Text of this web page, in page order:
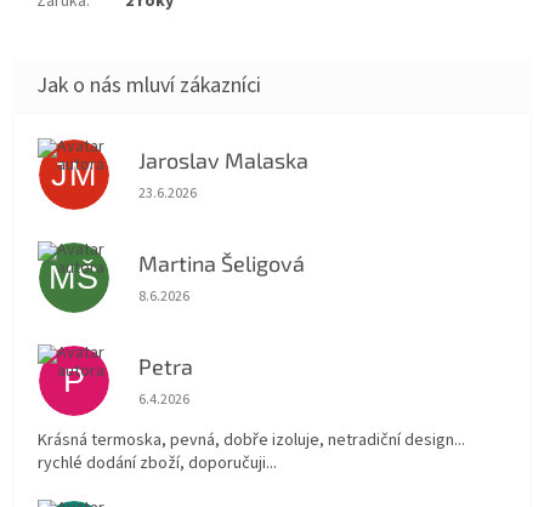
JM Jaroslav Malaska
Hodnocení obchodu je 5 z 5 hvězdiček.
23.6.2026
MŠ Martina Šeligová
Hodnocení obchodu je 5 z 5 hvězdiček.
8.6.2026
P Petra
Hodnocení obchodu je 5 z 5 hvězdiček.
6.4.2026
Krásná termoska, pevná, dobře izoluje, netradiční design...
rychlé dodání zboží, doporučuji...